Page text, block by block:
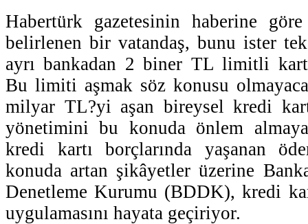
Habertürk gazetesinin haberine
belirlenen bir vatandaş, bunu ister
ayrı bankadan 2 biner TL limitli
Bu limiti aşmak söz konusu
milyar TL?yi aşan bireysel kredi
yönetimini bu konuda önlem
kredi kartı borçlarında yaşanan
konuda artan şikâyetler üzerine
Denetleme Kurumu (BDDK), kredi
uygulamasını hayata geçiriyor.